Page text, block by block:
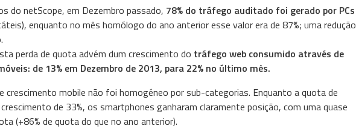
do netScope, em Dezembro passado, 78% do tráfego auditado foi gerado por PCs
enquanto no mês homólogo do ano anterior esse valor era de 87%; uma redução
perda de quota advém dum crescimento do tráfego web consumido através de
de 13% em Dezembro de 2013, para 22% no último mês.
crescimento mobile não foi homogéneo por sub-categorias. Enquanto a quota de
de 33%, os smartphones ganharam claramente posição, com uma quase
(+86% de quota do que no ano anterior).